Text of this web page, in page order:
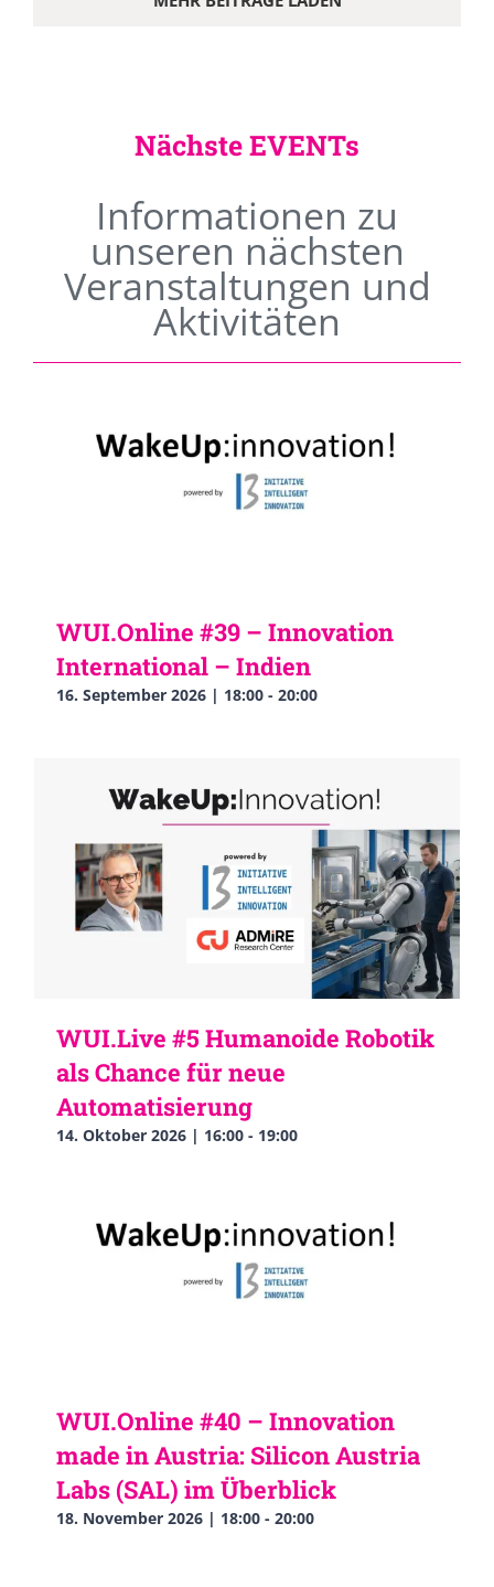
Nächste EVENTs
Informationen zu
unseren nächsten
Veranstaltungen und
Aktivitäten
WUI.Online #39 – Innovation
International – Indien
16. September 2026 | 18:00 - 20:00
WUI.Live #5 Humanoide Robotik
als Chance für neue
Automatisierung
14. Oktober 2026 | 16:00 - 19:00
WUI.Online #40 – Innovation
made in Austria: Silicon Austria
Labs (SAL) im Überblick
18. November 2026 | 18:00 - 20:00